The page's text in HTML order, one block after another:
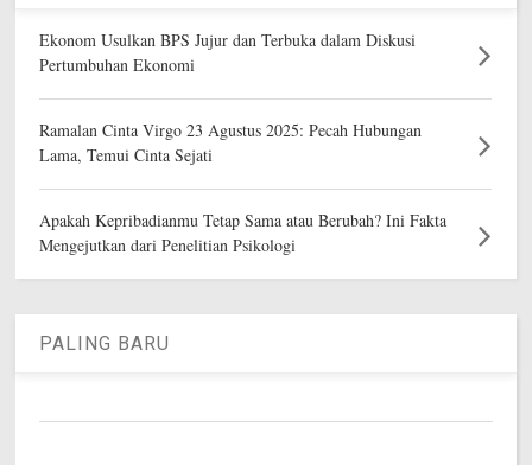
Ekonom Usulkan BPS Jujur dan Terbuka dalam Diskusi
Pertumbuhan Ekonomi
Ramalan Cinta Virgo 23 Agustus 2025: Pecah Hubungan
Lama, Temui Cinta Sejati
Apakah Kepribadianmu Tetap Sama atau Berubah? Ini Fakta
Mengejutkan dari Penelitian Psikologi
PALING BARU